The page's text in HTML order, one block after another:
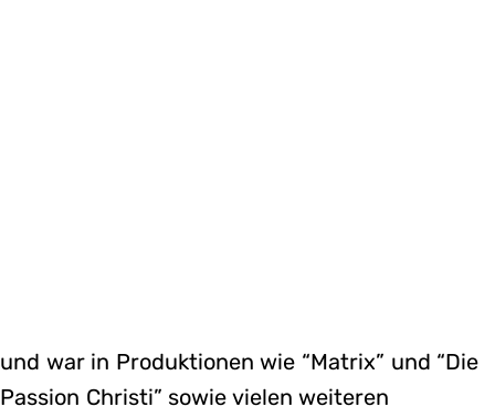
und war in Produktionen wie “Matrix” und “Die
Passion Christi” sowie vielen weiteren